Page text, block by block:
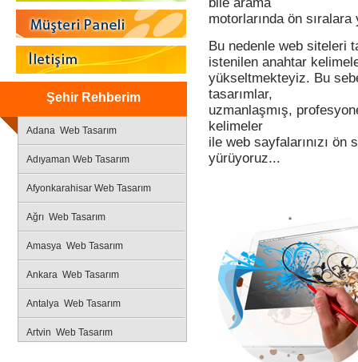
Şehir Rehberim
Adana Web Tasarım
Adıyaman Web Tasarım
Afyonkarahisar Web Tasarım
Ağrı Web Tasarım
Amasya Web Tasarım
Ankara Web Tasarım
Antalya Web Tasarım
Artvin Web Tasarım
motorlarında ön
Bu nedenle web siteleri
istenilen anahtar
yükseltmekteyiz. Bu
tasarımlar,
uzmanlaşmış,
kelimeler
ile web sayfalarınızı ön
yürüyoruz...